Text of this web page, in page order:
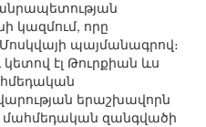
կազմում, որը
պայմանագրով։
էլ Թուրքիան ևս
երաշխավորն
մահմեդական զանգվածի